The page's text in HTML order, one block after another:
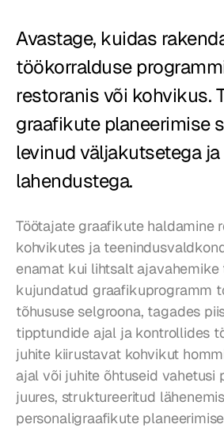
Toitlustus
Hinnad
Avastage, kuidas
töökorralduse
restoranis või kohvikus.
graafikute planeerimise
levinud väljakutsetega ja
lahendustega.
Töötajate graafikute haldamine
kohvikutes ja
enamat kui lihtsalt ajavahemike
kujundatud graafikuprogramm
tõhususe selgroona, tagades
tipptundide ajal ja kontrollides
juhite kiirustavat kohvikut
ajal või juhite õhtuseid vahetusi
juures, struktureeritud
personaligraafikute